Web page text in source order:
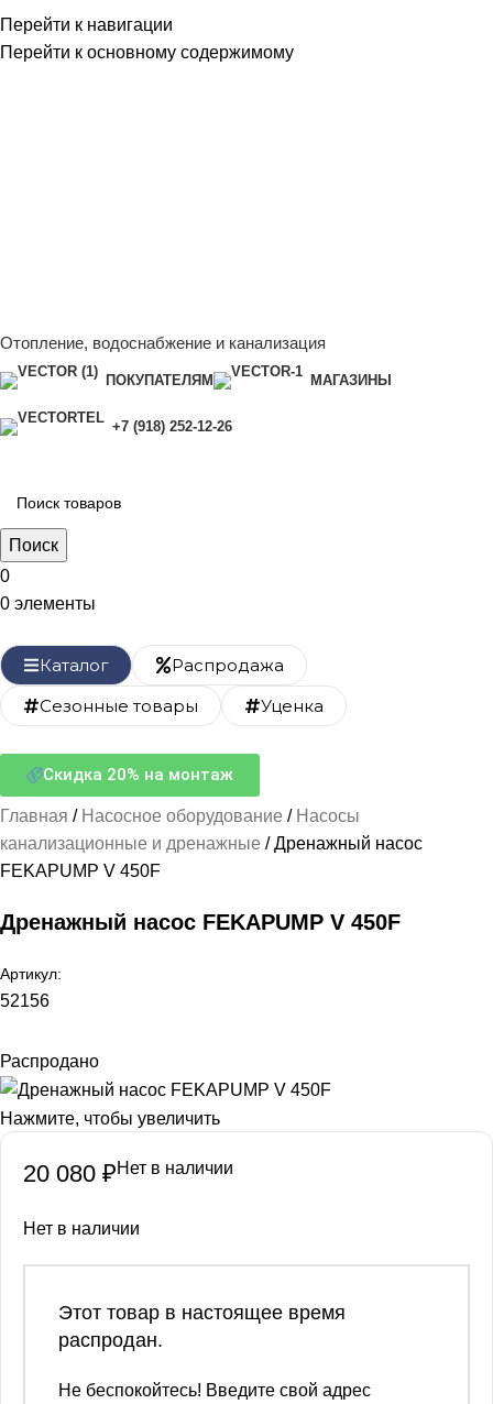
Перейти к навигации
Перейти к основному содержимому
Отопление, водоснабжение и канализация
ПОКУПАТЕЛЯМ МАГАЗИНЫ
+7 (918) 252-12-26
Поиск
0
0 элементы
Каталог
Распродажа
Сезонные товары
Уценка
Скидка 20% на монтаж
Главная Насосное оборудование
Насосы
канализационные и дренажные
Дренажный насос
FEKAPUMP V 450F
Дренажный насос FEKAPUMP V 450F
Артикул:
52156
Распродано
Нажмите, чтобы увеличить
20 080 ₽Нет в наличии
Нет в наличии
Этот товар в настоящее время
распродан.
Не беспокойтесь! Введите свой адрес